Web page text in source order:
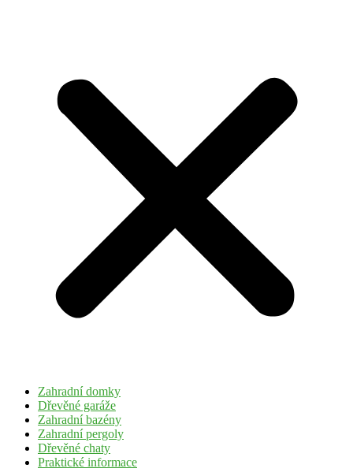
Zahradní domky
Dřevěné garáže
Zahradní bazény
Zahradní pergoly
Dřevěné chaty
Praktické informace